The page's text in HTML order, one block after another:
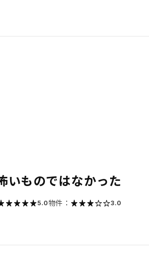
いものではなかった
5.0物件： 3.0